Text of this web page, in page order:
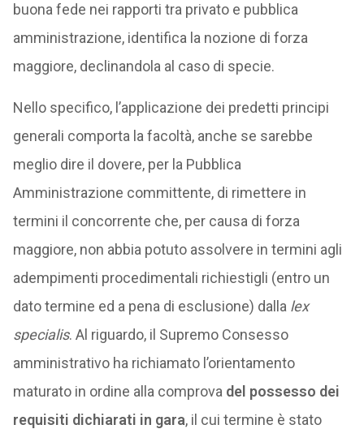
buona fede nei rapporti tra privato e pubblica
amministrazione, identifica la nozione di forza
maggiore, declinandola al caso di specie.
Nello specifico, l’applicazione dei predetti principi
generali comporta la facoltà, anche se sarebbe
meglio dire il dovere, per la Pubblica
Amministrazione committente, di rimettere in
termini il concorrente che, per causa di forza
maggiore, non abbia potuto assolvere in termini agli
adempimenti procedimentali richiestigli (entro un
dato termine ed a pena di esclusione) dalla lex
specialis. Al riguardo, il Supremo Consesso
amministrativo ha richiamato l’orientamento
maturato in ordine alla comprova del possesso dei
requisiti dichiarati in gara, il cui termine è stato